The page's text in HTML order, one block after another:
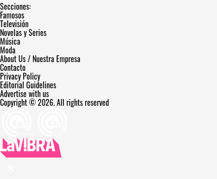
Secciones:
Famosos
Televisión
Novelas y Series
Música
Moda
About Us / Nuestra Empresa
Contacto
Privacy Policy
Editorial Guidelines
Advertise with us
Copyright © 2026. All rights reserved